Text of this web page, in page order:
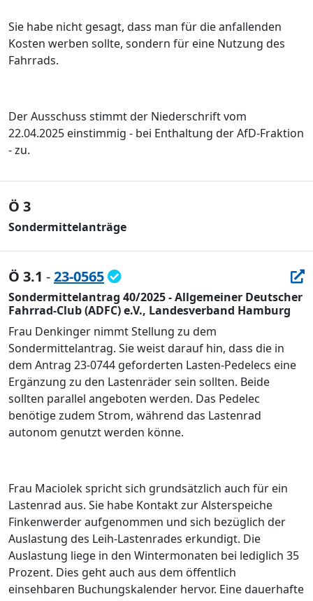
Sie habe nicht gesagt, dass man für die anfallenden
Kosten werben sollte, sondern für eine Nutzung des
Fahrrads.
Der Ausschuss stimmt der Niederschrift vom
22.04.2025 einstimmig - bei Enthaltung der AfD-Fraktion
- zu.
Ö 3
Sondermittelanträge
Ö 3.1 -23-0565
Sondermittelantrag 40/2025 - Allgemeiner Deutscher
Fahrrad-Club (ADFC) e.V., Landesverband Hamburg
Frau Denkinger nimmt Stellung zu dem
Sondermittelantrag. Sie weist darauf hin, dass die in
dem Antrag 23-0744 geforderten Lasten-Pedelecs eine
Ergänzung zu den Lastenräder sein sollten. Beide
sollten parallel angeboten werden. Das Pedelec
benötige zudem Strom, während das Lastenrad
autonom genutzt werden könne.
Frau Maciolek spricht sich grundsätzlich auch für ein
Lastenrad aus. Sie habe Kontakt zur Alsterspeiche
Finkenwerder aufgenommen und sich bezüglich der
Auslastung des Leih-Lastenrades erkundigt. Die
Auslastung liege in den Wintermonaten bei lediglich 35
Prozent. Dies geht auch aus dem öffentlich
einsehbaren Buchungskalender hervor. Eine dauerhafte